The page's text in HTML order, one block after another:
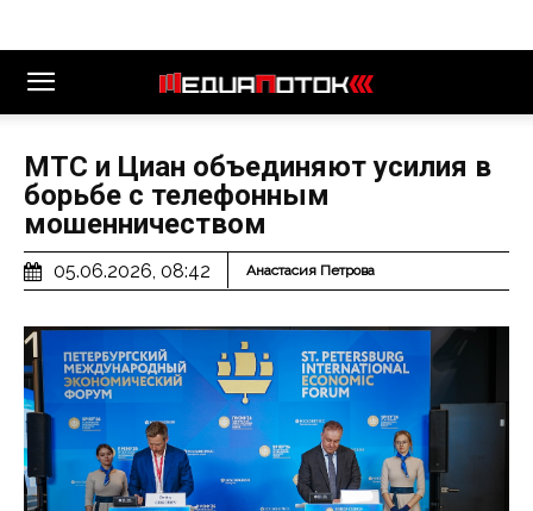
МТС и Циан объединяют усилия в
борьбе с телефонным
мошенничеством
05.06.2026, 08:42 Анастасия Петрова